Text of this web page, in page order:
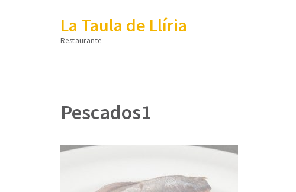
La Taula de Llíria
Restaurante
Pescados1